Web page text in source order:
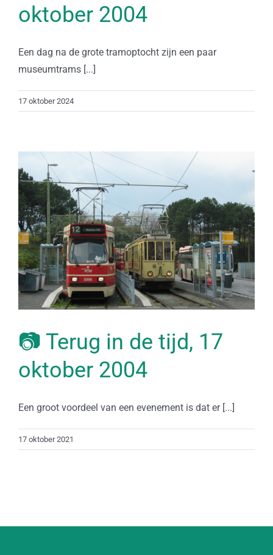
oktober 2004
Een dag na de grote tramoptocht zijn een paar
museumtrams [...]
17 oktober 2024
📷 Terug in de tijd, 17
oktober 2004
Een groot voordeel van een evenement is dat er [...]
17 oktober 2021